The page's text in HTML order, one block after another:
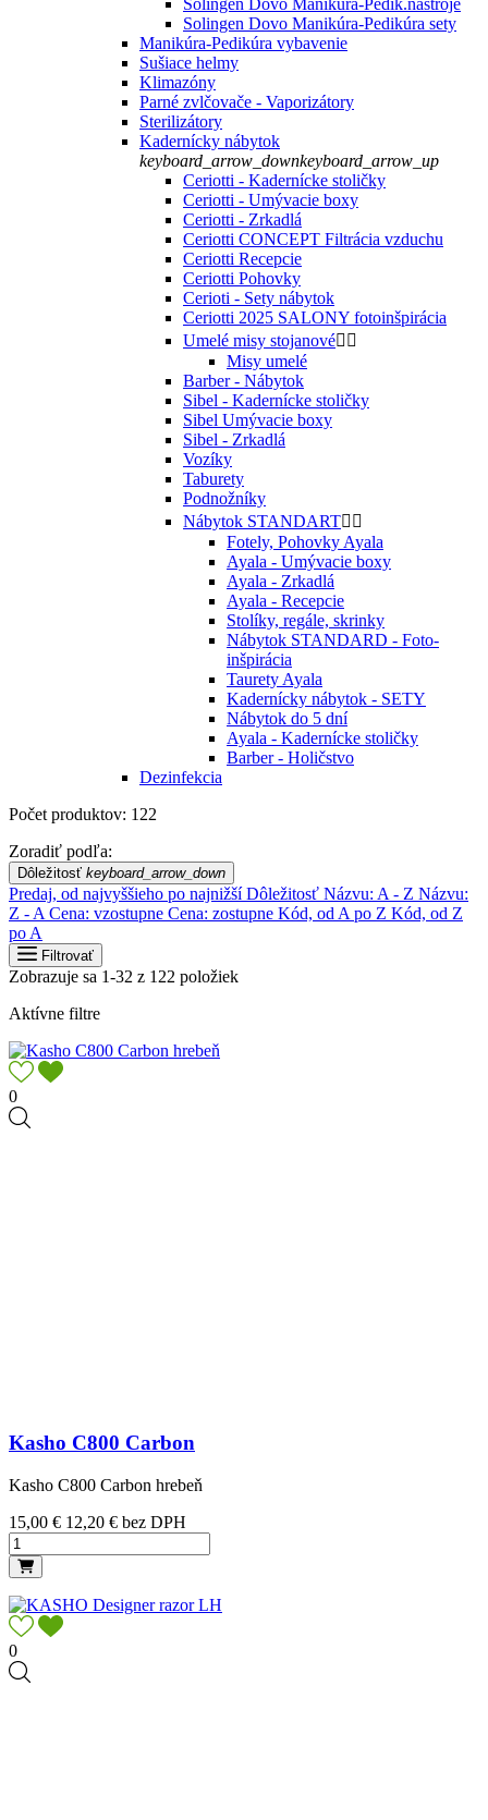
Solingen Dovo Manikúra-Pedikúra sety
Manikúra-Pedikúra vybavenie
Sušiace helmy
Klimazóny
Parné zvlčovače - Vaporizátory
Sterilizátory
Kadernícky nábytok
keyboard_arrow_downkeyboard_arrow_up
Ceriotti - Kadernícke stoličky
Ceriotti - Umývacie boxy
Ceriotti - Zrkadlá
Ceriotti CONCEPT Filtrácia vzduchu
Ceriotti Recepcie
Ceriotti Pohovky
Cerioti - Sety nábytok
Ceriotti 2025 SALONY fotoinšpirácia
Umelé misy stojanové 
Misy umelé
Barber - Nábytok
Sibel - Kadernícke stoličky
Sibel Umývacie boxy
Sibel - Zrkadlá
Vozíky
Taburety
Podnožníky
Nábytok STANDART 
Fotely, Pohovky Ayala
Ayala - Umývacie boxy
Ayala - Zrkadlá
Ayala - Recepcie
Stolíky, regále, skrinky
Nábytok STANDARD - Foto-
inšpirácia
Taurety Ayala
Kadernícky nábytok - SETY
Nábytok do 5 dní
Ayala - Kadernícke stoličky
Barber - Holičstvo
Dezinfekcia
Počet produktov: 122
Zoradiť podľa:
Dôležitosť keyboard_arrow_down
Predaj, od najvyššieho po najnižšíDôležitosť Názvu: A - Z Názvu:
Z - A Cena: vzostupne Cena: zostupne Kód, od A po Z Kód, od Z
po A
Filtrovať
Zobrazuje sa 1-32 z 122 položiek
Aktívne filtre
0
Kasho C800 Carbon
Kasho C800 Carbon hrebeň
Cena
15,00 € 12,20 € bez DPH
0